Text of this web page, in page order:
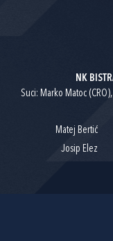
NK
Suci: Marko Matoc
Matej Bertić
Josip Elez